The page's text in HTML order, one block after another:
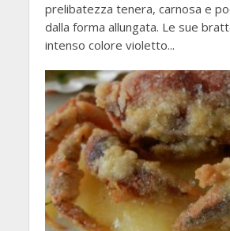
prelibatezza tenera, carnosa e
dalla forma allungata. Le sue
intenso colore violetto...